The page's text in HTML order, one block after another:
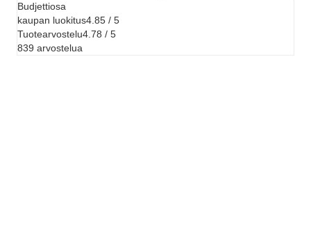
Budjettiosa
kaupan luokitus4.85 / 5
Tuotearvostelu4.78 / 5
839 arvostelua